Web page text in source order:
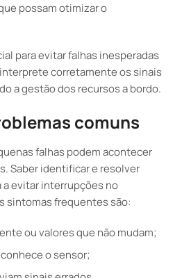
possam otimizar o
para evitar falhas inesperadas
corretamente os sinais
a gestão dos recursos a bordo.
comuns
falhas podem acontecer
Saber identificar e resolver
evitar interrupções no
sintomas frequentes são:
ou valores que não mudam;
o sensor;